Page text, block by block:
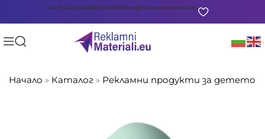
0878 722 8650888 903 601office@reklamnimateriali.eu
Начало » Каталог » Рекламни продукти за детето